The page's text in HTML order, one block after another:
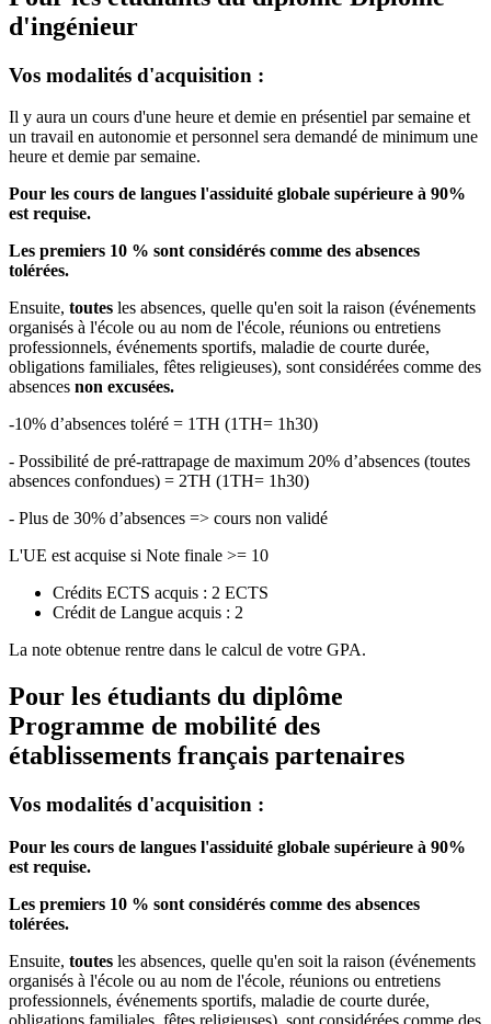
d'ingénieur
Vos modalités d'acquisition :
Il y aura un cours d'une heure et demie en présentiel par semaine et
un travail en autonomie et personnel sera demandé de minimum une
heure et demie par semaine.
Pour les cours de langues l'assiduité globale supérieure à 90%
est requise.
Les premiers 10 % sont considérés comme des absences
tolérées.
Ensuite, toutes les absences, quelle qu'en soit la raison (événements
organisés à l'école ou au nom de l'école, réunions ou entretiens
professionnels, événements sportifs, maladie de courte durée,
obligations familiales, fêtes religieuses), sont considérées comme des
absences non excusées.
-10% d’absences toléré = 1TH (1TH= 1h30)
- Possibilité de pré-rattrapage de maximum 20% d’absences (toutes
absences confondues) = 2TH (1TH= 1h30)
- Plus de 30% d’absences => cours non validé
L'UE est acquise si Note finale >= 10
Crédits ECTS acquis : 2 ECTS
Crédit de Langue acquis : 2
La note obtenue rentre dans le calcul de votre GPA.
Pour les étudiants du diplôme
Programme de mobilité des
établissements français partenaires
Vos modalités d'acquisition :
Pour les cours de langues l'assiduité globale supérieure à 90%
est requise.
Les premiers 10 % sont considérés comme des absences
tolérées.
Ensuite, toutes les absences, quelle qu'en soit la raison (événements
organisés à l'école ou au nom de l'école, réunions ou entretiens
professionnels, événements sportifs, maladie de courte durée,
obligations familiales, fêtes religieuses), sont considérées comme des